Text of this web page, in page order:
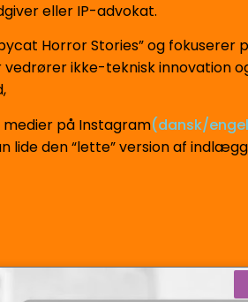
eller IP-advokat.
Horror Stories” og fokuserer
ikke-teknisk innovation
på Instagram(dansk/
lide den “lette” version af